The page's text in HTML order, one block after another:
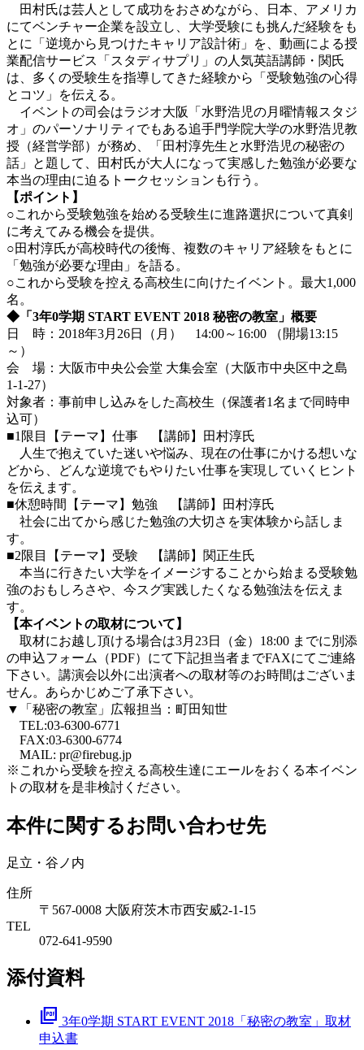
田村氏は芸人として成功をおさめながら、日本、アメリカ
にてベンチャー企業を設立し、大学受験にも挑んだ経験をも
とに「逆境から見つけたキャリア設計術」を、動画による授
業配信サービス「スタディサプリ」の人気英語講師・関氏
は、多くの受験生を指導してきた経験から「受験勉強の心得
とコツ」を伝える。
イベントの司会はラジオ大阪「水野浩児の月曜情報スタジ
オ」のパーソナリティでもある追手門学院大学の水野浩児教
授（経営学部）が務め、「田村淳先生と水野浩児の秘密の
話」と題して、田村氏が大人になって実感した勉強が必要な
本当の理由に迫るトークセッションも行う。
【ポイント】
○これから受験勉強を始める受験生に進路選択について真剣
に考えてみる機会を提供。
○田村淳氏が高校時代の後悔、複数のキャリア経験をもとに
「勉強が必要な理由」を語る。
○これから受験を控える高校生に向けたイベント。最大1,000
名。
◆「3年0学期 START EVENT 2018 秘密の教室」概要
日 時：2018年3月26日（月） 14:00～16:00 （開場13:15
～）
会 場：大阪市中央公会堂 大集会室（大阪市中央区中之島
1-1-27）
対象者：事前申し込みをした高校生（保護者1名まで同時申
込可）
■1限目【テーマ】仕事 【講師】田村淳氏
人生で抱えていた迷いや悩み、現在の仕事にかける想いな
どから、どんな逆境でもやりたい仕事を実現していくヒント
を伝えます。
■休憩時間【テーマ】勉強 【講師】田村淳氏
社会に出てから感じた勉強の大切さを実体験から話しま
す。
■2限目【テーマ】受験 【講師】関正生氏
本当に行きたい大学をイメージすることから始まる受験勉
強のおもしろさや、今スグ実践したくなる勉強法を伝えま
す。
【本イベントの取材について】
取材にお越し頂ける場合は3月23日（金）18:00 までに別添
の申込フォーム（PDF）にて下記担当者までFAXにてご連絡
下さい。講演会以外に出演者への取材等のお時間はございま
せん。あらかじめご了承下さい。
▼「秘密の教室」広報担当：町田知世
TEL:03-6300-6771
FAX:03-6300-6774
MAIL: pr@firebug.jp
※これから受験を控える高校生達にエールをおくる本イベン
トの取材を是非検討ください。
本件に関するお問い合わせ先
足立・谷ノ内
住所
〒567-0008 大阪府茨木市西安威2-1-15
TEL
072-641-9590
添付資料
picture_as_pdf 3年0学期 START EVENT 2018「秘密の教室」取材
申込書